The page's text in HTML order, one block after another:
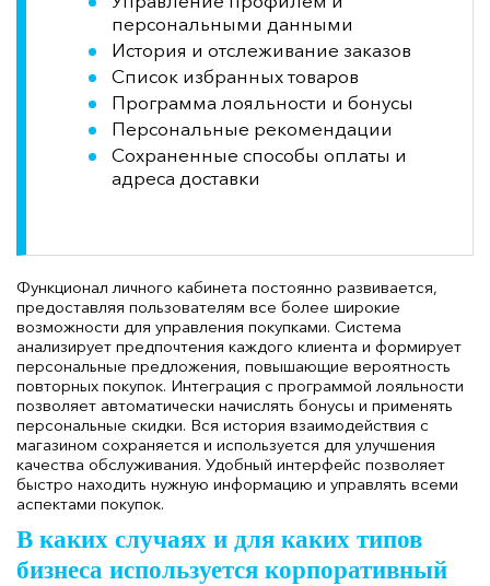
персональными данными
История и отслеживание заказов
Список избранных товаров
Программа лояльности и бонусы
Персональные рекомендации
Сохраненные способы оплаты и
адреса доставки
Функционал личного кабинета постоянно развивается,
предоставляя пользователям все более широкие
возможности для управления покупками. Система
анализирует предпочтения каждого клиента и формирует
персональные предложения, повышающие вероятность
повторных покупок. Интеграция с программой лояльности
позволяет автоматически начислять бонусы и применять
персональные скидки. Вся история взаимодействия с
магазином сохраняется и используется для улучшения
качества обслуживания. Удобный интерфейс позволяет
быстро находить нужную информацию и управлять всеми
аспектами покупок.
В каких случаях и для каких типов
бизнеса используется корпоративный